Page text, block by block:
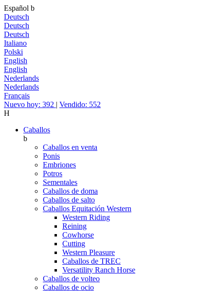
Español b
Deutsch
Deutsch
Deutsch
Italiano
Polski
English
English
Nederlands
Nederlands
Français
Nuevo hoy: 392 | Vendido: 552
H
Caballos
b
Caballos en venta
Ponis
Embriones
Potros
Sementales
Caballos de doma
Caballos de salto
Caballos Equitación Western
Western Riding
Reining
Cowhorse
Cutting
Western Pleasure
Caballos de TREC
Versatility Ranch Horse
Caballos de volteo
Caballos de ocio